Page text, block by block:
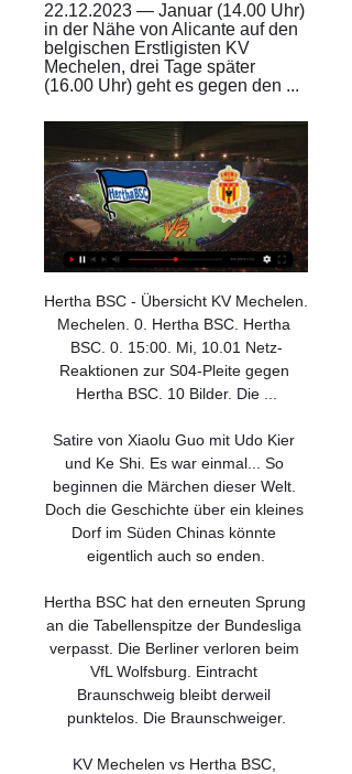
22.12.2023 — Januar (14.00 Uhr)
in der Nähe von Alicante auf den
belgischen Erstligisten KV
Mechelen, drei Tage später
(16.00 Uhr) geht es gegen den ...
Hertha BSC - Übersicht KV Mechelen.
Mechelen. 0. Hertha BSC. Hertha
BSC. 0. 15:00. Mi, 10.01 Netz-
Reaktionen zur S04-Pleite gegen
Hertha BSC. 10 Bilder. Die ...
Satire von Xiaolu Guo mit Udo Kier
und Ke Shi. Es war einmal... So
beginnen die Märchen dieser Welt.
Doch die Geschichte über ein kleines
Dorf im Süden Chinas könnte
eigentlich auch so enden.
Hertha BSC hat den erneuten Sprung
an die Tabellenspitze der Bundesliga
verpasst. Die Berliner verloren beim
VfL Wolfsburg. Eintracht
Braunschweig bleibt derweil
punktelos. Die Braunschweiger.
KV Mechelen vs Hertha BSC,